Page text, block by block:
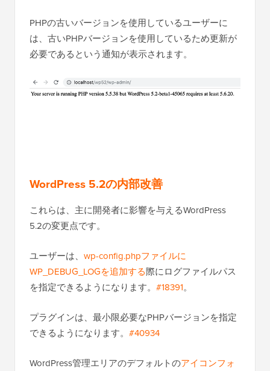
PHPの古いバージョンを使用しているユーザーに
は、古いPHPバージョンを使用しているため更新が
必要であるという通知が表示されます。
WordPress 5.2の内部改善
これらは、主に開発者に影響を与えるWordPress
5.2の変更点です。
ユーザーは、 wp-config.phpファイルに
WP_DEBUG_LOGを追加する際にログファイルパス
を指定できるようになります。 #18391。
プラグインは、最小限必要なPHPバージョンを指定
できるようになります。 #40934
WordPress管理エリアのデフォルトのアイコンフォ